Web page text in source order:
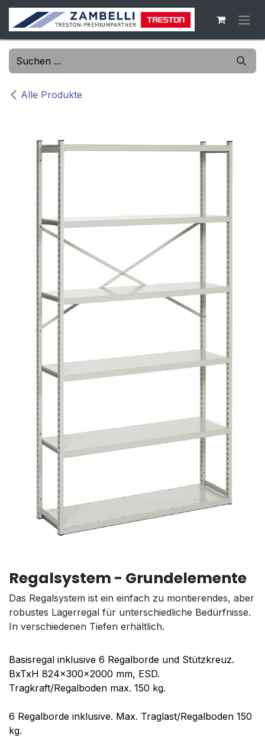
Zum Inhalt springen
Alle Produkte
Regalsystem - Grundelemente
Das Regalsystem ist ein einfach zu montierendes, aber
robustes Lagerregal für unterschiedliche Bedürfnisse.
In verschiedenen Tiefen erhältlich.
Basisregal inklusive 6 Regalborde und Stützkreuz.
BxTxH 824x300x2000 mm, ESD.
Tragkraft/Regalboden max. 150 kg.
6 Regalborde inklusive. Max. Traglast/Regalboden 150
kg.